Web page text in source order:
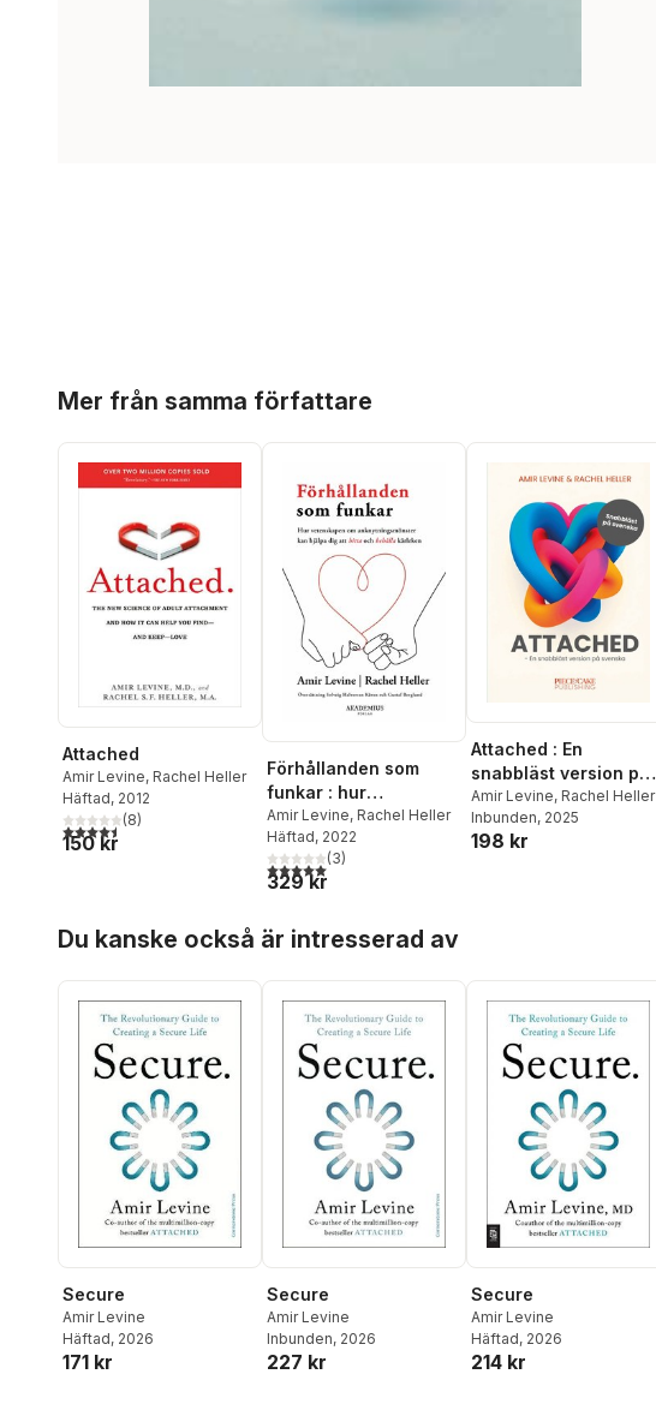
Mer från samma författare
Attached
Amir Levine, Rachel Heller
Häftad, 2012
4,5utav 5 stjärnor. Totalt antal röster:
(8)
150 kr
Förhållanden som
funkar : hur
vetenskapen om
anknytningsmönster
kan hjälpa dig att hitta
och behålla kärleken
Amir Levine, Rachel Heller
Häftad, 2022
5,0utav 5 stjärnor. Totalt antal röster:
(3)
329 kr
Attached : En
snabbläst version på
svenska
Amir Levine, Rachel Heller
Inbunden, 2025
198 kr
Du kanske också är intresserad av
Secure
Amir Levine
Häftad, 2026
171 kr
Secure
Amir Levine
Inbunden, 2026
227 kr
Secure
Amir Levine
Häftad, 2026
214 kr